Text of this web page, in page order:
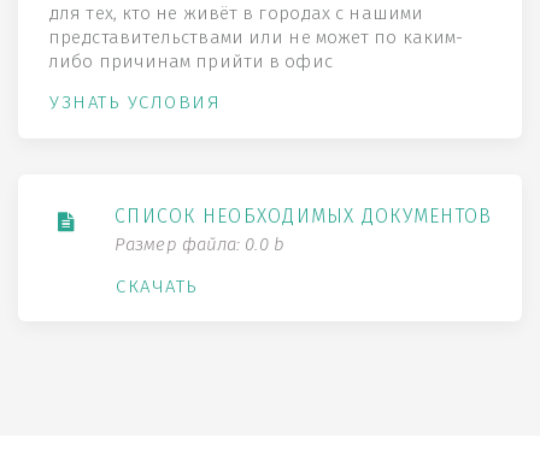
для тех, кто не живёт в городах с нашими
представительствами или не может по каким-
либо причинам прийти в офис
УЗНАТЬ УСЛОВИЯ
СПИСОК НЕОБХОДИМЫХ ДОКУМЕНТОВ
Размер файла: 0.0 b
СКАЧАТЬ